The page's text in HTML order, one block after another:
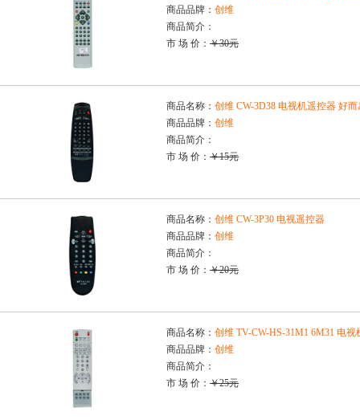
商品品牌： 创维
商品简介：
市 场 价： ￥30元
商品名称： 创维 CW-3D38 电视机遥控器 好而
商品品牌： 创维
商品简介：
市 场 价： ￥15元
商品名称： 创维 CW-3P30 电视遥控器
商品品牌： 创维
商品简介：
市 场 价： ￥20元
商品名称： 创维 TV-CW-HS-31M1 6M31 电视
商品品牌： 创维
商品简介：
市 场 价： ￥25元